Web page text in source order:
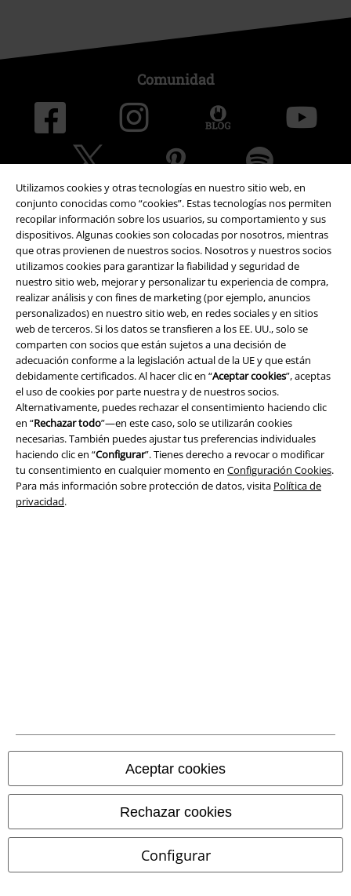
Utilizamos cookies y otras tecnologías en nuestro sitio web, en
conjunto conocidas como “cookies”. Estas tecnologías nos permiten
recopilar información sobre los usuarios, su comportamiento y sus
dispositivos. Algunas cookies son colocadas por nosotros, mientras
que otras provienen de nuestros socios. Nosotros y nuestros socios
utilizamos cookies para garantizar la fiabilidad y seguridad de
nuestro sitio web, mejorar y personalizar tu experiencia de compra,
realizar análisis y con fines de marketing (por ejemplo, anuncios
personalizados) en nuestro sitio web, en redes sociales y en sitios
web de terceros. Si los datos se transfieren a los EE. UU., solo se
comparten con socios que están sujetos a una decisión de
adecuación conforme a la legislación actual de la UE y que están
debidamente certificados. Al hacer clic en “Aceptar cookies”, aceptas
el uso de cookies por parte nuestra y de nuestros socios.
Alternativamente, puedes rechazar el consentimiento haciendo clic
en “Rechazar todo”—en este caso, solo se utilizarán cookies
necesarias. También puedes ajustar tus preferencias individuales
haciendo clic en “Configurar”. Tienes derecho a revocar o modificar
tu consentimiento en cualquier momento en Configuración Cookies.
Para más información sobre protección de datos, visita Política de
privacidad.
Aceptar cookies
Rechazar cookies
Configurar
Comunidad
Métodos de pago
Transferencia
bancaria por
adelantado
Contrareembolso
Envío
Seguridad